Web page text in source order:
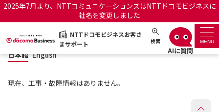
2025年7月より、NTTコミュニケーションズはNTTドコモビジネスに
社名を変更しました
NTTドコモビジネスお客さ
まサポート
検索 MENU
NTTドコモビジネスお客さまサポート 日本語 English
サポートトップ
サービス名から探す
日本語 English
現在、工事・故障情報はありません。